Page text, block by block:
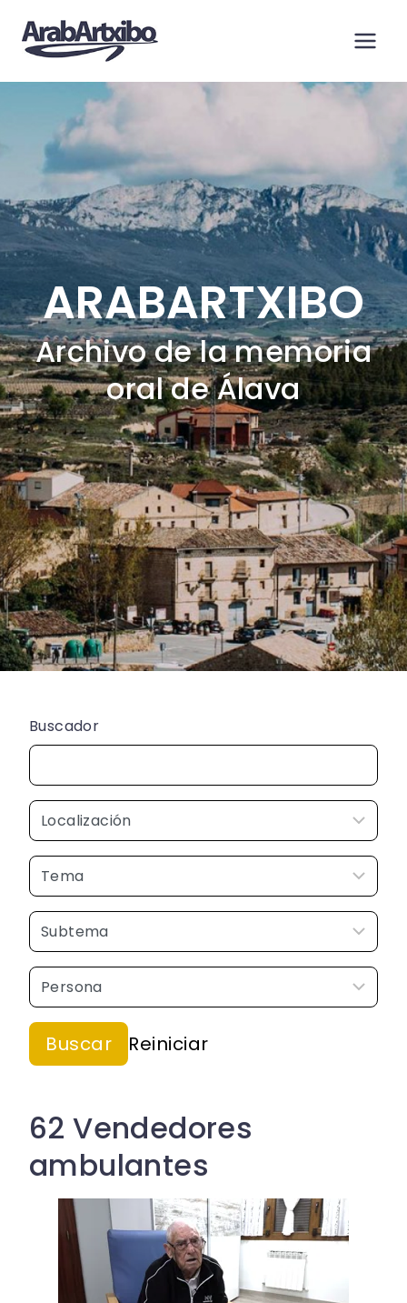
contenido
ARABARTXIBO
Archivo de la memoria
oral de Álava
Buscador
62 Vendedores
ambulantes